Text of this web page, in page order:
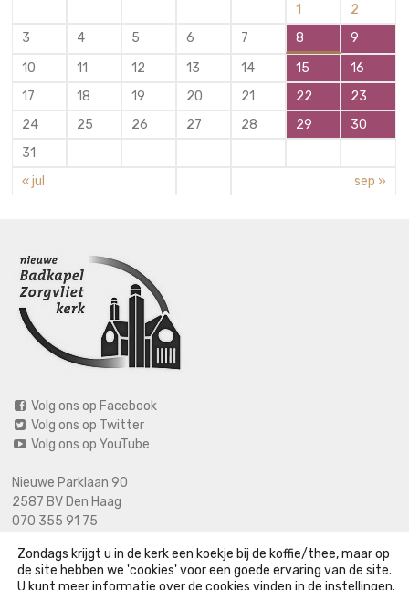
1
2
3
4 5 6 7 8
9
10
11 12 13 14 15
16
17
18 19 20 21 22
23
24
25 26 27 28 29
30
31
« jul
sep »
Volg ons op Facebook
Volg ons op Twitter
Volg ons op YouTube
Nieuwe Parklaan 90
2587 BV Den Haag
070 355 91 75
06 2125 2720 (bij calamiteiten)
info@nieuwebadkapel.nl
Zondags krijgt u in de kerk een koekje bij de koffie/thee, maar op
de site hebben we 'cookies' voor een goede ervaring van de site.
U kunt meer informatie over de cookies vinden in de instellingen.